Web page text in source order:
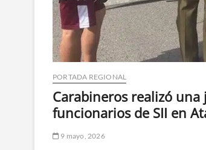
PORTADA REGIONAL
Carabineros realizó
funcionarios de SII en
9 mayo, 2026